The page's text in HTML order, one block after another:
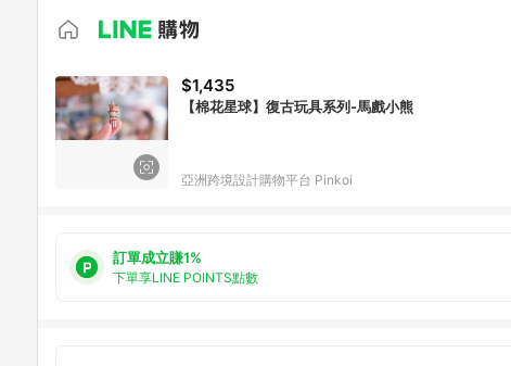
$1,435
【棉花星球】復古玩具系列-馬戲小熊
亞洲跨境設計購物平台 Pinkoi
訂單成立賺1%
下單享LINE POINTS點數